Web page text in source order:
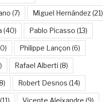
(7) Miguel Hernández(21)
(40) Pablo Picasso (13)
Philippe Lançon (6)
Rafael Alberti (8)
Robert Desnos (14)